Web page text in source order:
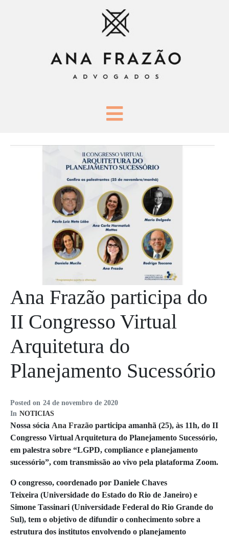
Posted on 24 de novembro de 2020
In NOTICIAS
Ana Frazão participa do
II Congresso Virtual
Arquitetura do
Planejamento Sucessório
Nossa sócia Ana Frazão participa amanhã (25), às 11h, do II
Congresso Virtual Arquitetura do Planejamento Sucessório,
em palestra sobre “LGPD, compliance e planejamento
sucessório”, com transmissão ao vivo pela plataforma Zoom.
O congresso, coordenado por Daniele Chaves
Teixeira (Universidade do Estado do Rio de Janeiro) e
Simone Tassinari (Universidade Federal do Rio Grande do
Sul), tem o objetivo de difundir o conhecimento sobre a
estrutura dos institutos envolvendo o planejamento